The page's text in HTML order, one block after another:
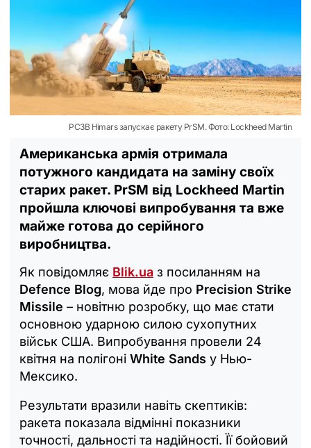
РСЗВ Himars запускає ракету PrSM. Фото: Lockheed Martin
Американська армія отримала
потужного кандидата на заміну своїх
старих ракет. PrSM від Lockheed Martin
пройшла ключові випробування та вже
майже готова до серійного
виробництва.
Як повідомляє Blik.ua з посиланням на
Defence Blog, мова йде про Precision Strike
Missile – новітню розробку, що має стати
основною ударною силою сухопутних
військ США. Випробування провели 24
квітня на полігоні White Sands у Нью-
Мексико.
Результати вразили навіть скептиків:
ракета показала відмінні показники
точності, дальності та надійності. Її бойовий